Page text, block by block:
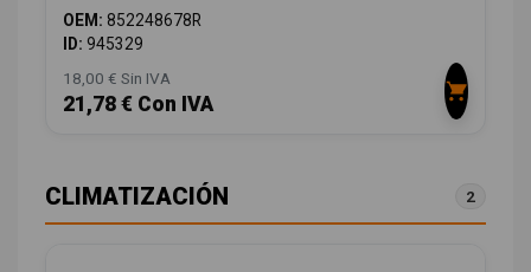
OEM: 852248678R
ID: 945329
18,00 € Sin IVA
21,78 € Con IVA
CLIMATIZACIÓN 2